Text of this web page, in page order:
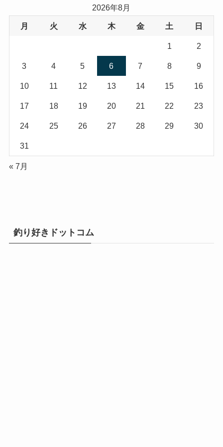
2026年8月
月 火 水 木 金 土 日
1 2
3 4 5 6 7 8 9
10 11 12 13 14 15 16
17 18 19 20 21 22 23
24 25 26 27 28 29 30
31
« 7月
釣り好きドットコム